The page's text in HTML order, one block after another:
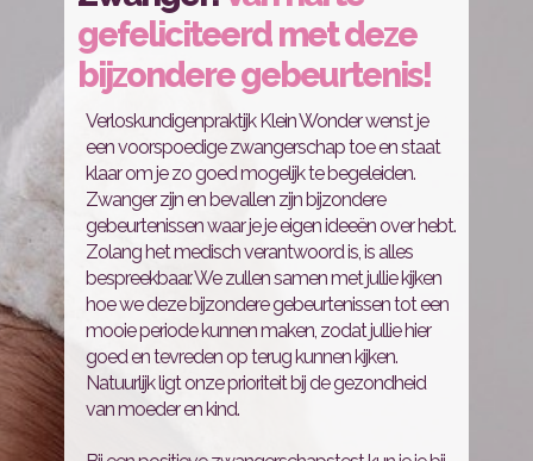
gefeliciteerd met deze
bijzondere gebeurtenis!
Verloskundigenpraktijk Klein Wonder wenst je
een voorspoedige zwangerschap toe en staat
klaar om je zo goed mogelijk te begeleiden.
Zwanger zijn en bevallen zijn bijzondere
gebeurtenissen waar je je eigen ideeën over hebt.
Zolang het medisch verantwoord is, is alles
bespreekbaar. We zullen samen met jullie kijken
hoe we deze bijzondere gebeurtenissen tot een
mooie periode kunnen maken, zodat jullie hier
goed en tevreden op terug kunnen kijken.
Natuurlijk ligt onze prioriteit bij de gezondheid
van moeder en kind.